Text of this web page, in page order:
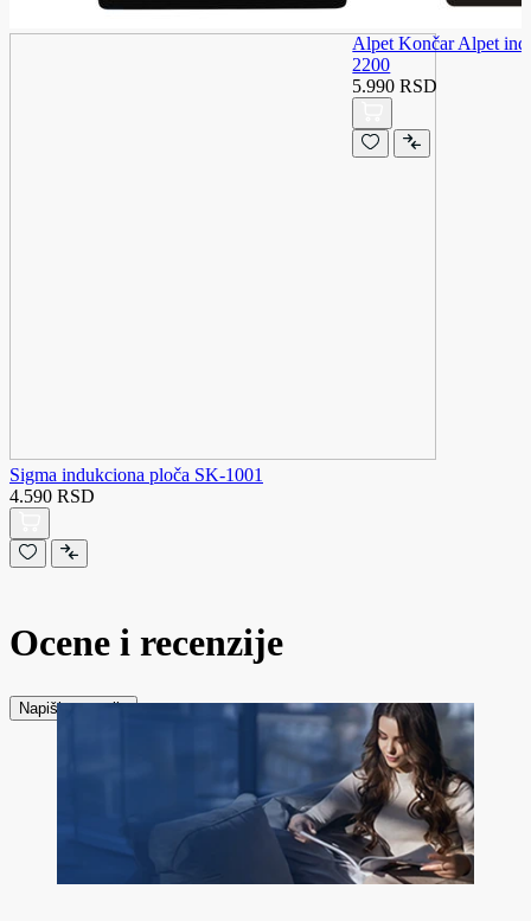
Sigma indukciona ploča SK-1001
4.590 RSD
Alpet Končar Alpet
2200
5.990 RSD
Ocene i recenzije
Napiši recenziju